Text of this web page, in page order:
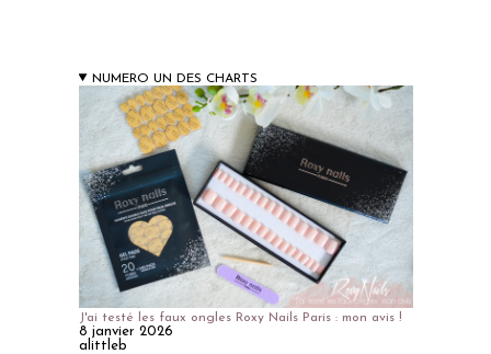
NUMERO UN DES CHARTS
J'ai testé les faux ongles Roxy Nails Paris : mon avis !
8 janvier 2026
alittleb